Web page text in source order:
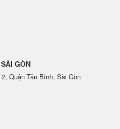
GÒN
Quận Tân Bình, Sài Gòn